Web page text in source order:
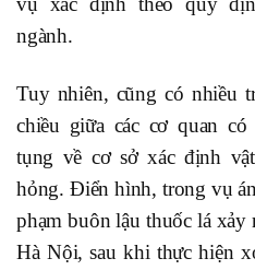
ngành.
Tuy nhiên, cũng có nhiều
chiều giữa các cơ quan
tụng về cơ sở xác định
hỏng. Điển hình, trong vụ
phạm buôn lậu thuốc lá
Hà Nội, sau khi thực hiện